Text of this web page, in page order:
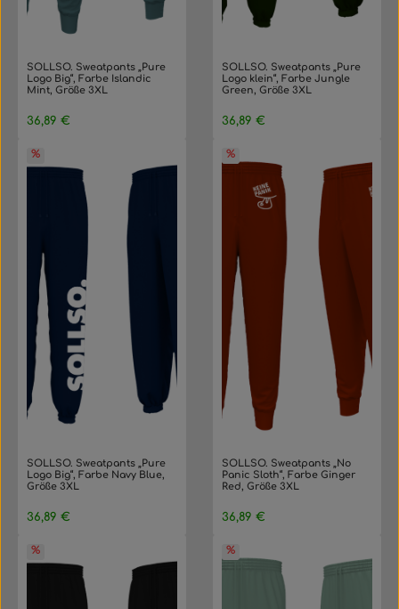
SOLLSO. Sweatpants „Pure
Logo Big“, Farbe Islandic
Mint, Größe 3XL
Regulärer Preis:
36,89 €
SOLLSO. Sweatpants „Pure
Logo klein“, Farbe Jungle
Green, Größe 3XL
Regulärer Preis:
36,89 €
SOLLSO. Sweatpants „Pure
Logo Big“, Farbe Navy Blue,
Größe 3XL
Regulärer Preis:
36,89 €
SOLLSO. Sweatpants „No
Panic Sloth“, Farbe Ginger
Red, Größe 3XL
Regulärer Preis:
36,89 €